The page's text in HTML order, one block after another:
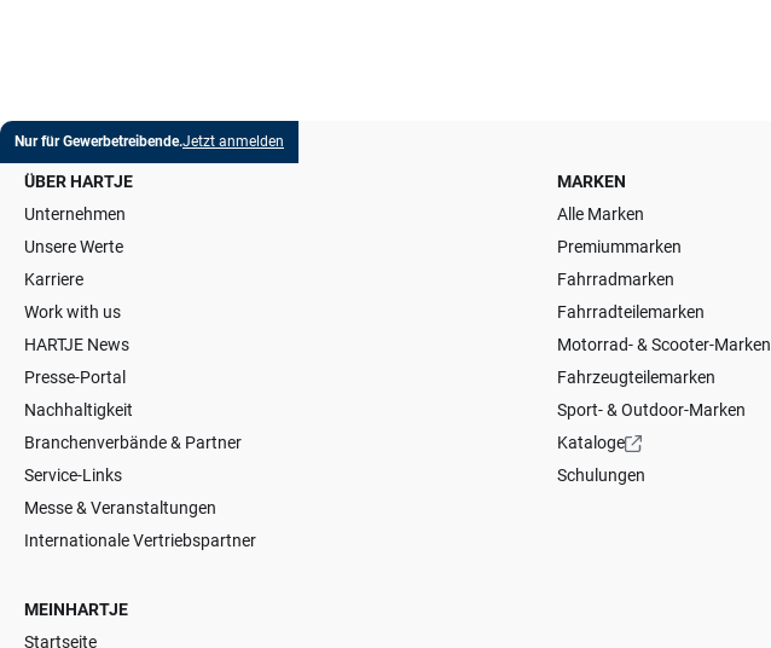
Nur für Gewerbetreibende.Jetzt anmelden
ÜBER HARTJE
Unternehmen
Unsere Werte
Karriere
Work with us
HARTJE News
Presse-Portal
Nachhaltigkeit
Branchenverbände & Partner
Service-Links
Messe & Veranstaltungen
Internationale Vertriebspartner
MARKEN
Alle Marken
Premiummarken
Fahrradmarken
Fahrradteilemarken
Motorrad- & Scooter-Marken
Fahrzeugteilemarken
Sport- & Outdoor-Marken
Kataloge
Schulungen
MEINHARTJE
Startseite